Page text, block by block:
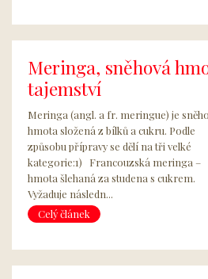
Meringa, sněhová
tajemství
Meringa (angl. a fr. meringue) je
hmota složená z bílků a cukru. Podle
způsobu přípravy se dělí na tři velké
kategorie:1) Francouzská meringa –
hmota šlehaná za studena s cukrem.
Vyžaduje následn...
Celý článek